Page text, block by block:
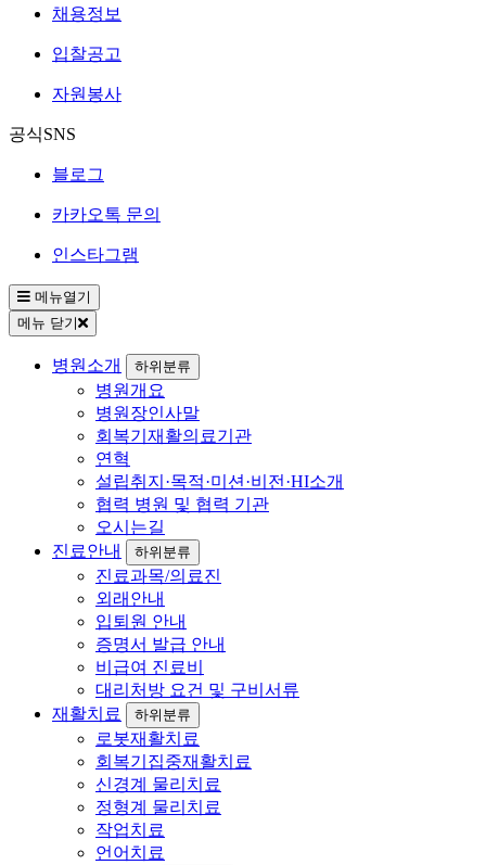
채용정보
입찰공고
자원봉사
공식SNS
블로그
카카오톡 문의
인스타그램
메뉴열기
메뉴 닫기
병원소개 하위분류
병원개요
병원장인사말
회복기재활의료기관
연혁
설립취지·목적·미션·비전·HI소개
협력 병원 및 협력 기관
오시는길
진료안내
하위분류
진료과목/의료진
외래안내
입퇴원 안내
증명서 발급 안내
비급여 진료비
대리처방 요건 및 구비서류
재활치료
하위분류
로봇재활치료
회복기집중재활치료
신경계 물리치료
정형계 물리치료
작업치료
언어치료